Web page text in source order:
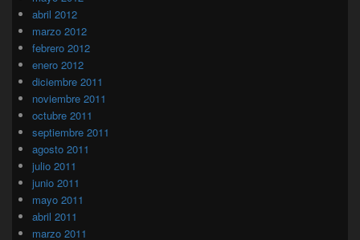
abril 2012
marzo 2012
febrero 2012
enero 2012
diciembre 2011
noviembre 2011
octubre 2011
septiembre 2011
agosto 2011
julio 2011
junio 2011
mayo 2011
abril 2011
marzo 2011